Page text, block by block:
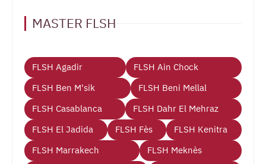
MASTER FLSH
FLSH Agadir
FLSH Ain Chock
FLSH Ben M'sik
FLSH Beni Mellal
FLSH Casablanca
FLSH Dahr El Mehraz
FLSH El Jadida
FLSH Fès
FLSH Kenitra
FLSH Marrakech
FLSH Meknès